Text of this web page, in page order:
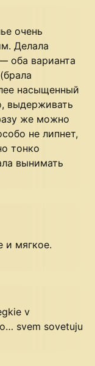
очень
Делала
оба варианта
насыщенный
выдерживать
же можно
не липнет,
тонко
вынимать
и мягкое.
v
svem sovetuju